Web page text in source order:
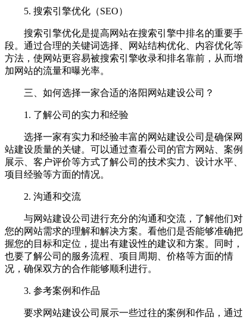
5. 搜索引擎优化（SEO）
搜索引擎优化是提高网站在搜索引擎中排名的重要手
段。通过合理的关键词选择、网站结构优化、内容优化等
方法，使网站更容易被搜索引擎收录和排名靠前，从而增
加网站的流量和曝光率。
三、如何选择一家合适的洛阳网站建设公司？
1. 了解公司的实力和经验
选择一家有实力和经验丰富的网站建设公司是确保网
站建设质量的关键。可以通过查看公司的官方网站、案例
展示、客户评价等方式了解公司的技术实力、设计水平、
项目经验等方面的情况。
2. 沟通和交流
与网站建设公司进行充分的沟通和交流，了解他们对
您的网站需求的理解和解决方案。看他们是否能够准确把
握您的目标和定位，提出有建设性的建议和方案。同时，
也要了解公司的服务流程、项目周期、价格等方面的情
况，确保双方的合作能够顺利进行。
3. 参考案例和作品
要求网站建设公司展示一些过往的案例和作品，通过